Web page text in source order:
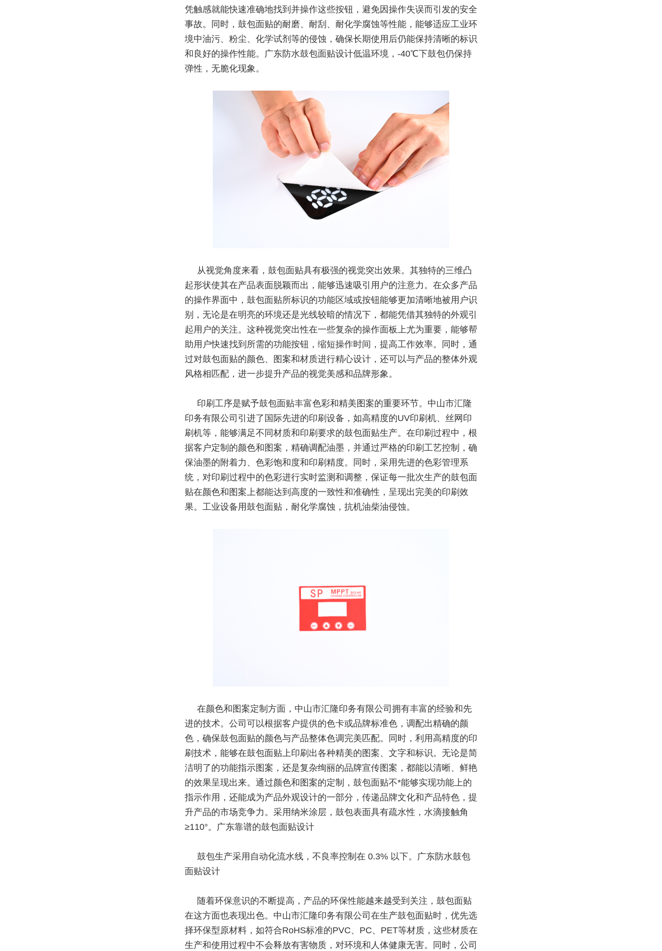
凭触感就能快速准确地找到并操作这些按钮，避免因操作失误而引发的安全
事故。同时，鼓包面贴的耐磨、耐刮、耐化学腐蚀等性能，能够适应工业环
境中油污、粉尘、化学试剂等的侵蚀，确保长期使用后仍能保持清晰的标识
和良好的操作性能。广东防水鼓包面贴设计低温环境，-40℃下鼓包仍保持
弹性，无脆化现象。
从视觉角度来看，鼓包面贴具有极强的视觉突出效果。其独特的三维凸
起形状使其在产品表面脱颖而出，能够迅速吸引用户的注意力。在众多产品
的操作界面中，鼓包面贴所标识的功能区域或按钮能够更加清晰地被用户识
别，无论是在明亮的环境还是光线较暗的情况下，都能凭借其独特的外观引
起用户的关注。这种视觉突出性在一些复杂的操作面板上尤为重要，能够帮
助用户快速找到所需的功能按钮，缩短操作时间，提高工作效率。同时，通
过对鼓包面贴的颜色、图案和材质进行精心设计，还可以与产品的整体外观
风格相匹配，进一步提升产品的视觉美感和品牌形象。
印刷工序是赋予鼓包面贴丰富色彩和精美图案的重要环节。中山市汇隆
印务有限公司引进了国际先进的印刷设备，如高精度的UV印刷机、丝网印
刷机等，能够满足不同材质和印刷要求的鼓包面贴生产。在印刷过程中，根
据客户定制的颜色和图案，精确调配油墨，并通过严格的印刷工艺控制，确
保油墨的附着力、色彩饱和度和印刷精度。同时，采用先进的色彩管理系
统，对印刷过程中的色彩进行实时监测和调整，保证每一批次生产的鼓包面
贴在颜色和图案上都能达到高度的一致性和准确性，呈现出完美的印刷效
果。工业设备用鼓包面贴，耐化学腐蚀，抗机油柴油侵蚀。
在颜色和图案定制方面，中山市汇隆印务有限公司拥有丰富的经验和先
进的技术。公司可以根据客户提供的色卡或品牌标准色，调配出精确的颜
色，确保鼓包面贴的颜色与产品整体色调完美匹配。同时，利用高精度的印
刷技术，能够在鼓包面贴上印刷出各种精美的图案、文字和标识。无论是简
洁明了的功能指示图案，还是复杂绚丽的品牌宣传图案，都能以清晰、鲜艳
的效果呈现出来。通过颜色和图案的定制，鼓包面贴不*能够实现功能上的
指示作用，还能成为产品外观设计的一部分，传递品牌文化和产品特色，提
升产品的市场竞争力。采用纳米涂层，鼓包表面具有疏水性，水滴接触角
≥110°。广东靠谱的鼓包面贴设计
鼓包生产采用自动化流水线，不良率控制在 0.3% 以下。广东防水鼓包
面贴设计
随着环保意识的不断提高，产品的环保性能越来越受到关注，鼓包面贴
在这方面也表现出色。中山市汇隆印务有限公司在生产鼓包面贴时，优先选
择环保型原材料，如符合RoHS标准的PVC、PC、PET等材质，这些材质在
生产和使用过程中不会释放有害物质，对环境和人体健康无害。同时，公司